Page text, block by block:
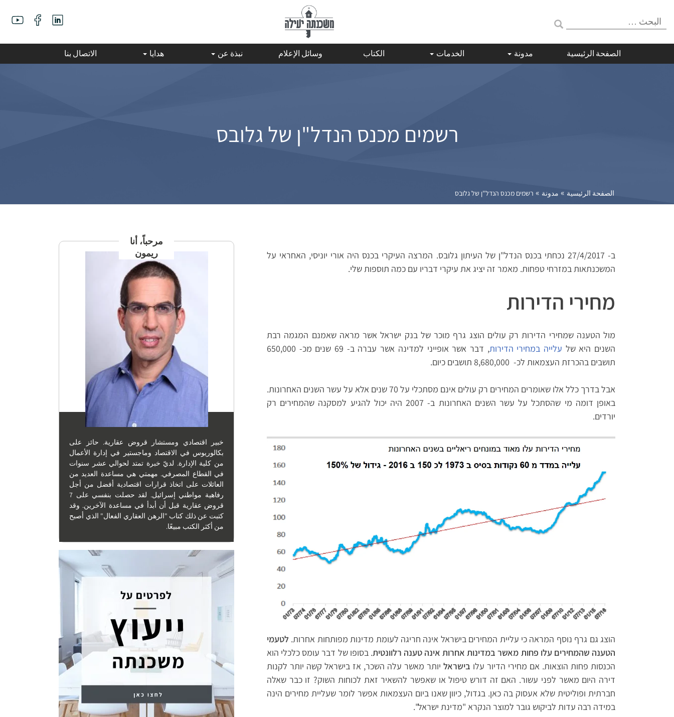
البحث:
الصفحة الرئيسية مدونة الخدمات الكتاب وسائل الإعلام نبذة عن هدايا الاتصال بنا
רשמים מכנס הנדל"ן של גלובס
الصفحة الرئيسية » مدونة » רשמים מכנס הנדל"ן של גלובס
ב- 27/4/2017 נכחתי בכנס הנדל"ן של העיתון גלובס. המרצה העיקרי בכנס היה אורי יוניסי, האחראי על
המשכנתאות במזרחי טפחות. מאמר זה יציג את עיקרי דבריו עם כמה תוספות שלי.
מחירי הדירות
מול הטענה שמחירי הדירות רק עולים הוצג גרף מוכר של בנק ישראל אשר מראה שאמנם המגמה רבת
השנים היא של עלייה במחירי הדירות
, דבר אשר אופייני למדינה אשר עברה ב- 69 שנים מכ- 650,000
תושבים בהכרזת העצמאות לכ- 8,680,000 תושבים כיום.
אבל בדרך כלל אלו שאומרים המחירים רק עולים אינם מסתכלי על 70 שנים אלא על עשר השנים האחרונות.
באופן דומה מי שהסתכל על עשר השנים האחרונות ב- 2007 היה יכול להגיע למסקנה שהמחירים רק
יורדים.
הוצג גם גרף נוסף המראה כי עליית המחירים בישראל אינה חריגה לעומת מדינות מפותחות אחרות. לטעמי
הטענה שהמחירים עלו פחות מאשר במדינות אחרות אינה טענה רלוונטית. בסופו של דבר עומס כלכלי הוא
הכנסות פחות הוצאות. אם מחירי הדיור עלו בישראל יותר מאשר עלה השכר, אז בישראל קשה יותר לקנות
דירה היום מאשר לפני עשור. האם זה דורש טיפול או שאפשר להשאיר זאת לכוחות השוק? זו כבר שאלה
חברתית ופוליטית שלא אעסוק בה כאן. בגדול, כיוון שאנו ביום העצמאות אפשר לומר שעליית מחירים הינה
במידה רבה עדות לביקוש גובר למוצר הנקרא "מדינת ישראל".
مرحباً، أنا
ريمون
خبير اقتصادي ومستشار قروض عقارية. حائز على
بكالوريوس في الاقتصاد وماجستير في إدارة الأعمال
من كلية الإدارة. لديّ خبرة تمتد لحوالي عشر سنوات
في القطاع المصرفي. مهمتي هي مساعدة العديد من
العائلات على اتخاذ قرارات اقتصادية أفضل من أجل
رفاهية مواطني إسرائيل. لقد حصلت بنفسي على 7
قروض عقارية قبل أن أبدأ في مساعدة الآخرين. وقد
كتبت عن ذلك كتاب "الرهن العقاري الفعال" الذي أصبح
من أكثر الكتب مبيعًا.